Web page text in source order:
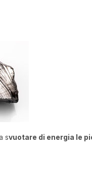
svuotare di energia le